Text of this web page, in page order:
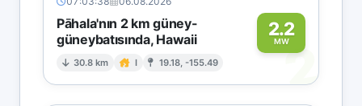
Pāhala'nın 2 km güney-
güneybatısında, Hawaii
30.8 km I 19.18, -155.49
2.2
MW2